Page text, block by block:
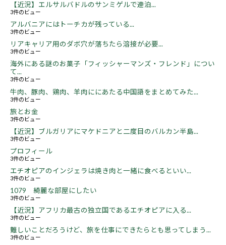
【近況】エルサルバドルのサンミゲルで連泊...
3件のビュー
アルバニアにはトーチカが残っている...
3件のビュー
リアキャリア用のダボ穴が落ちたら溶接が必要...
3件のビュー
海外にある謎のお菓子「フィッシャーマンズ・フレンド」につい
て...
3件のビュー
牛肉、豚肉、鶏肉、羊肉ににあたる中国語をまとめてみた...
3件のビュー
旅とお金
3件のビュー
【近況】ブルガリアにマケドニアと二度目のバルカン半島...
3件のビュー
プロフィール
3件のビュー
エチオピアのインジェラは焼き肉と一緒に食べるといい...
3件のビュー
1079 綺麗な部屋にしたい
3件のビュー
【近況】アフリカ最古の独立国であるエチオピアに入る...
3件のビュー
難しいことだろうけど、旅を仕事にできたらとも思ってしまう...
3件のビュー